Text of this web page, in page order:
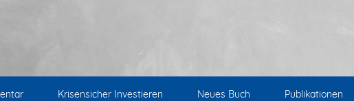
Krisensicher Investieren Neues Buch Publikationen